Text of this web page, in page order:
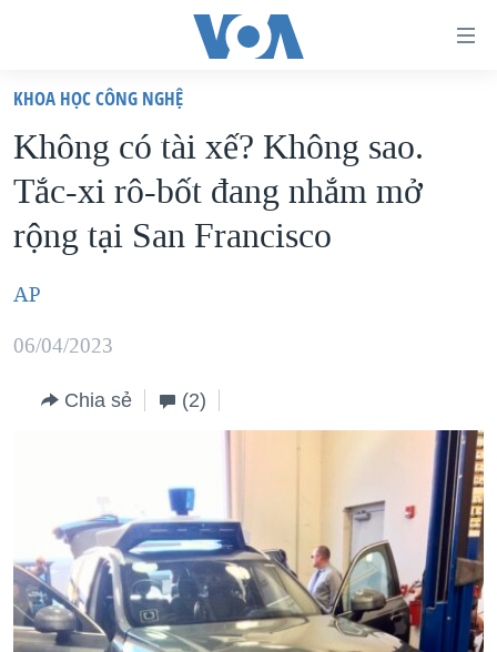
truy
cập
Tới
nội
dung
chính
điều
hướng
"Tìm"
VIỆT NAM
HOA KỲ
BIỂN ĐÔNG
THẾ GIỚI
DIỄN ĐÀN
MỤC
NGƯỜI VIỆT HẢI NGOẠI
ĐỜI SỐNG
KINH TẾ
KHOA HỌC
CHIẾN TRANH THƯƠNG MẠI CỦA MỸ: QUÁ KHỨ VÀ HIỆN
HÀNH TRÌNH BẦU CỬ 2024
MỘT NĂM CHIẾN TRANH TẠI DẢI GAZA
GIẢI MÃ VÀNH ĐAI & CON ĐƯỜNG
VIDEO
NGHE
MẠNG XÃ HỘI
KHOA HỌC CÔNG NGHỆ
Không có tài xế? Không sao.
Tắc-xi rô-bốt đang nhắm mở
rộng tại San Francisco
AP
06/04/2023
Chia sẻ (2)